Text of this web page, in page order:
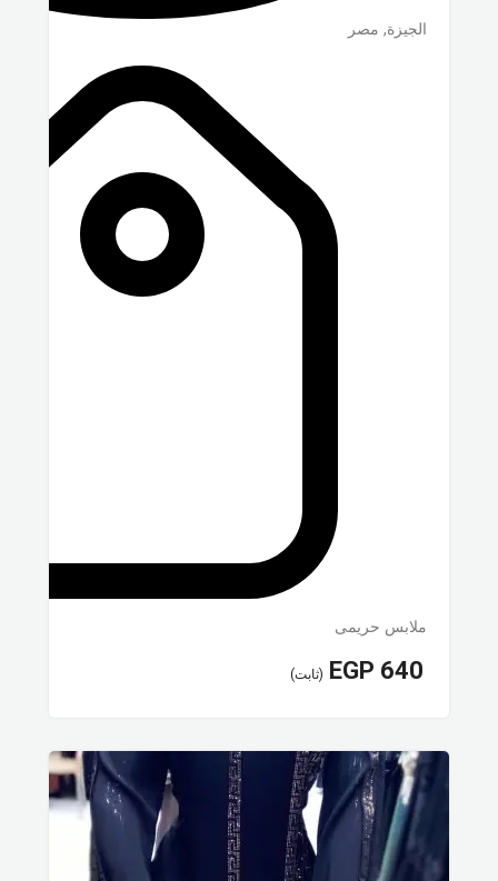
الجيزة, مصر
ملابس حريمى
EGP 640 (ثابت)